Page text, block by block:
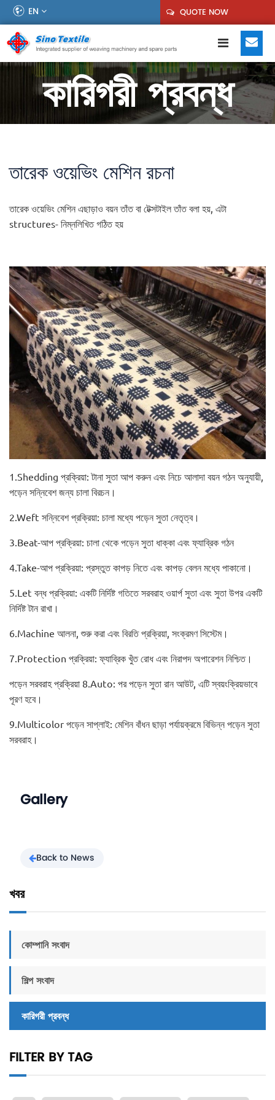
EN QUOTE NOW
কারিগরী প্রবন্ধ
তারেক ওয়েভিং মেশিন রচনা
তারেক ওয়েভিং মেশিন এছাড়াও বয়ন তাঁত বা টেক্সটাইল তাঁত বলা হয়, এটা
structures- নিম্নলিখিত গঠিত হয়
1.Shedding প্রক্রিয়া: টানা সুতা আপ করুন এবং নিচে আলাদা বয়ন গঠন অনুযায়ী,
পড়েন সন্নিবেশ জন্য চালা বিরচন।
2.Weft সন্নিবেশ প্রক্রিয়া: চালা মধ্যে পড়েন সুতা নেতৃত্ব।
3.Beat-আপ প্রক্রিয়া: চালা থেকে পড়েন সুতা ধাক্কা এবং ফ্যাব্রিক গঠন
4.Take-আপ প্রক্রিয়া: প্রস্তুত কাপড় নিতে এবং কাপড় বেলন মধ্যে পাকানো।
5.Let বন্ধ প্রক্রিয়া: একটি নির্দিষ্ট গতিতে সরবরাহ ওয়ার্প সুতা এবং সুতা উপর একটি
নির্দিষ্ট টান রাখা।
6.Machine আলনা, শুরু করা এবং বিরতি প্রক্রিয়া, সংক্রমণ সিস্টেম।
7.Protection প্রক্রিয়া: ফ্যাব্রিক খুঁত রোধ এবং নিরাপদ অপারেশন নিশ্চিত।
পড়েন সরবরাহ প্রক্রিয়া 8.Auto: পর পড়েন সুতা রান আউট, এটি স্বয়ংক্রিয়ভাবে
পূরণ হবে।
9.Multicolor পড়েন সাপ্লাই: মেশিন বাঁধন ছাড়া পর্যায়ক্রমে বিভিন্ন পড়েন সুতা
সরবরাহ।
Gallery
Back to News
খবর
কোম্পানি সংবাদ
শিল্প সংবাদ
কারিগরী প্রবন্ধ
FILTER BY TAG